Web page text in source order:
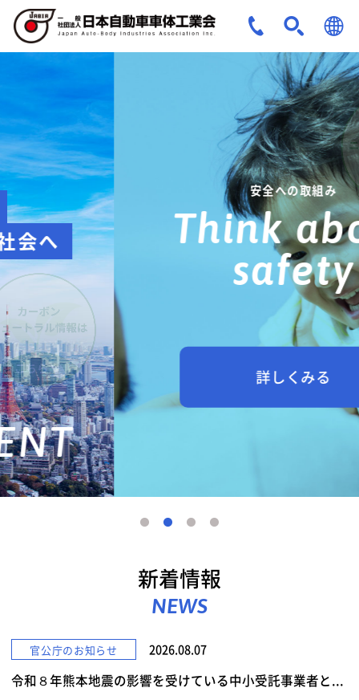
JPN
ENG
Think about
safety
新着情報
NEWS
官公庁のお知らせ 2026.08.07
令和８年熊本地震の影響を受けている中小受託事業者と...